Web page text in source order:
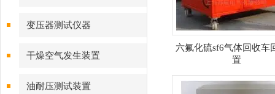
变压器测试仪器
干燥空气发生装置
油耐压测试装置
六氟化硫sf6气体回收车
置